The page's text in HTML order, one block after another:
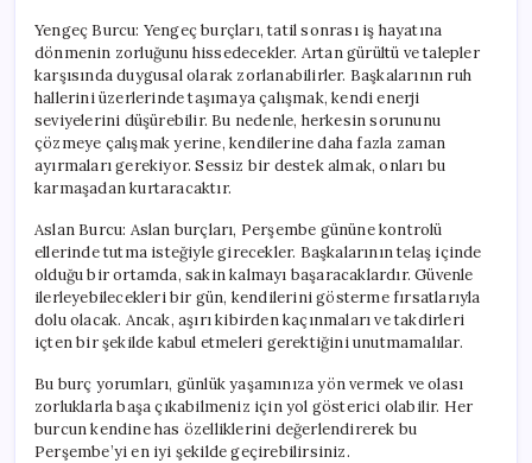
Yengeç Burcu: Yengeç burçları, tatil sonrası iş hayatına
dönmenin zorluğunu hissedecekler. Artan gürültü ve talepler
karşısında duygusal olarak zorlanabilirler. Başkalarının ruh
hallerini üzerlerinde taşımaya çalışmak, kendi enerji
seviyelerini düşürebilir. Bu nedenle, herkesin sorununu
çözmeye çalışmak yerine, kendilerine daha fazla zaman
ayırmaları gerekiyor. Sessiz bir destek almak, onları bu
karmaşadan kurtaracaktır.
Aslan Burcu: Aslan burçları, Perşembe gününe kontrolü
ellerinde tutma isteğiyle girecekler. Başkalarının telaş içinde
olduğu bir ortamda, sakin kalmayı başaracaklardır. Güvenle
ilerleyebilecekleri bir gün, kendilerini gösterme fırsatlarıyla
dolu olacak. Ancak, aşırı kibirden kaçınmaları ve takdirleri
içten bir şekilde kabul etmeleri gerektiğini unutmamalılar.
Bu burç yorumları, günlük yaşamınıza yön vermek ve olası
zorluklarla başa çıkabilmeniz için yol gösterici olabilir. Her
burcun kendine has özelliklerini değerlendirerek bu
Perşembe’yi en iyi şekilde geçirebilirsiniz.